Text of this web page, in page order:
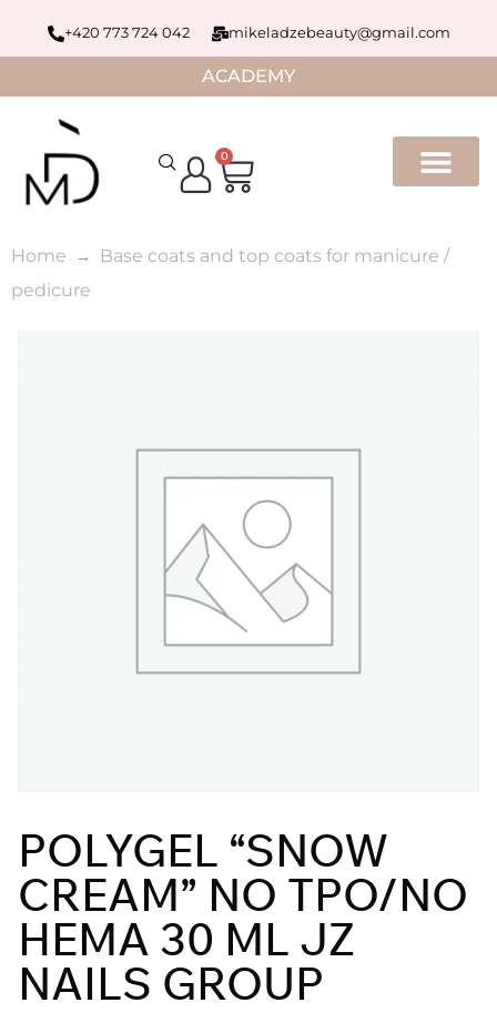
+420 773 724 042 mikeladzebeauty@gmail.com
ACADEMY
0
Home
Base coats and top coats for manicure /
pedicure
POLYGEL “SNOW
CREAM” NO TPO/NO
HEMA 30 ML JZ
NAILS GROUP